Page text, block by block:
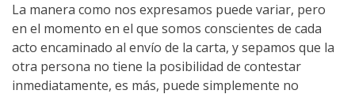
La manera como nos expresamos puede variar, pero
en el momento en el que somos conscientes de cada
acto encaminado al envío de la carta, y sepamos que la
otra persona no tiene la posibilidad de contestar
inmediatamente, es más, puede simplemente no